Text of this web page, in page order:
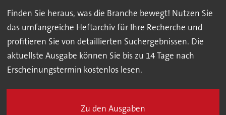
Finden Sie heraus, was die Branche bewegt! Nutzen Sie
das umfangreiche Heftarchiv für Ihre Recherche und
profitieren Sie von detaillierten Suchergebnissen. Die
aktuellste Ausgabe können Sie bis zu 14 Tage nach
Erscheinungstermin kostenlos lesen.
Zu den Ausgaben